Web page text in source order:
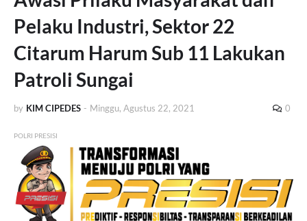
Pelaku Industri, Sektor 22
Citarum Harum Sub 11 Lakukan
Patroli Sungai
by KIM CIPEDES - Minggu, Agustus 22, 2021 0
POLRI PRESISI